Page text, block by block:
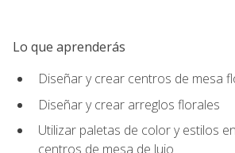
Lo que aprenderás
Diseñar y crear centros de mesa
Diseñar y crear arreglos florales
Utilizar paletas de color y estilos
centros de mesa de lujo